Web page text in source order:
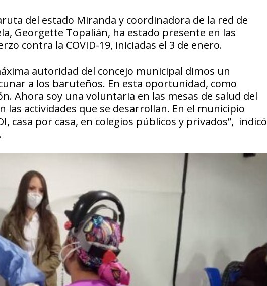
del estado Miranda y coordinadora de la red de
Georgette Topalián, ha estado presente en las
contra la COVID-19, iniciadas el 3 de enero.
autoridad del concejo municipal dimos un
a los baruteños. En esta oportunidad, como
Ahora soy una voluntaria en las mesas de salud del
actividades que se desarrollan. En el municipio
casa por casa, en colegios públicos y privados”, indicó